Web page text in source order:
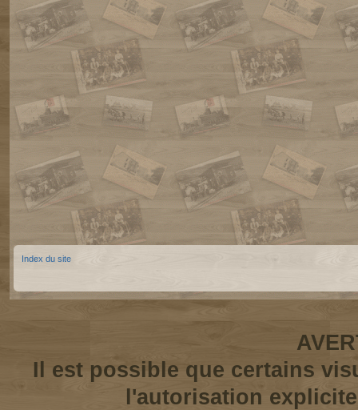
Index du site
Il est possible que certains
l'autorisation